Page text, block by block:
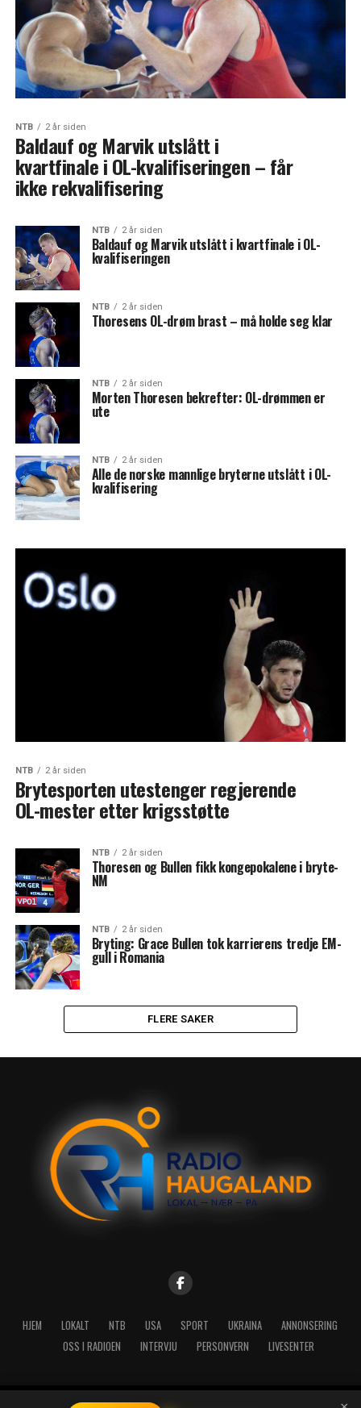
NTB 2 år siden
Baldauf og Marvik utslått i
kvartfinale i OL-kvalifiseringen – får
ikke rekvalifisering
NTB 2 år siden
Baldauf og Marvik utslått i kvartfinale i OL-
kvalifiseringen
NTB 2 år siden
Thoresens OL-drøm brast – må holde seg klar
NTB 2 år siden
Morten Thoresen bekrefter: OL-drømmen er
ute
NTB 2 år siden
Alle de norske mannlige bryterne utslått i OL-
kvalifisering
NTB 2 år siden
Brytesporten utestenger regjerende
OL-mester etter krigsstøtte
NTB 2 år siden
Thoresen og Bullen fikk kongepokalene i bryte-
NM
NTB 2 år siden
Bryting: Grace Bullen tok karrierens tredje EM-
gull i Romania
FLERE SAKER
HJEM LOKALT NTB USA SPORT UKRAINA
ANNONSERING
OSS I RADIOEN
INTERVJU PERSONVERN LIVESENTER